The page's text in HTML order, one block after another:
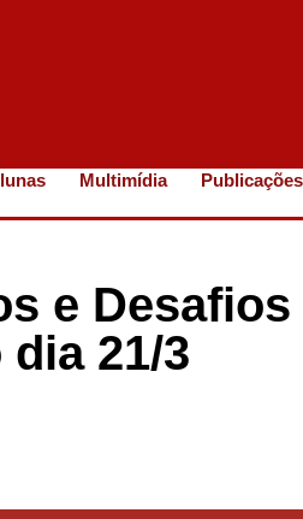
Multimídia Publicações
e
21/3